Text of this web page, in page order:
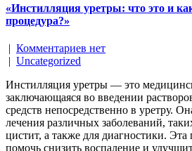
«Инстилляция уретры: что это и
процедура?»
| Комментариев нет
| Uncategorized
Инстилляция уретры — это
заключающаяся во введении
средств непосредственно в уретру.
лечения различных заболеваний,
цистит, а также для диагностики.
помочь снизить воспаление и